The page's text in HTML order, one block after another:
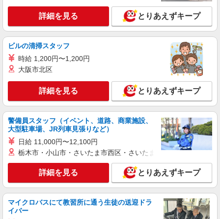
時給1200円交通費全額支給
兵庫県三木市 ＊車・バイク通勤OK
キープ 詳細を見る
正社員
UTエージェント株式会社 AGT関西第二CU AGT小野エリア FR別所CL
《JUTV1C》
ピッキング・入出荷作業
月給：210,000円〜 月収例：243,000円(月給＋
各種手当)
兵庫県三木市 勤務詳細：三木市 通勤方法：徒
歩/車/バス/自転車/電車/バイク 最寄り駅：三木駅
から車9分 ※構内の（無料）駐車場利用OK ※JR
神戸電鉄志染駅(7:50)より無料送迎バスあり
キープ 詳細を見る
正社員
UTエージェント株式会社 AGT関西第二CU AGT三田エリア MZ吉川CL
《JVJA1C》
詳細を見る とりあえずキープ
ビルの清掃スタッフ
時給 1,200円〜1,200円
大阪市北区
詳細を見る とりあえずキープ
警備員スタッフ（イベント、道路、商業施設、
大型駐車場、JR列車見張りなど）
日給 11,000円〜12,100円
栃木市・小山市・さいたま市西区・さいたま市岩槻区・久喜市・
詳細を見る とりあえずキープ
マイクロバスにて教習所に通う生徒の送迎ドラ
イバー